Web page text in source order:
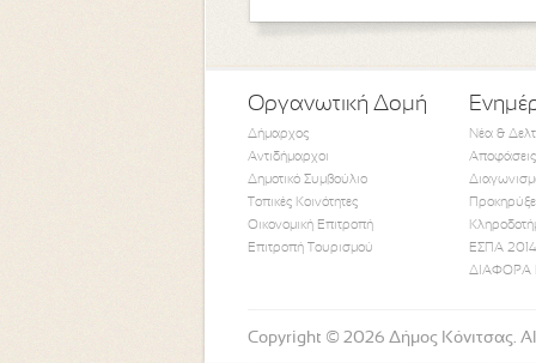
Οργανωτική Δομή
Δήμαρχος
Αντιδήμαρχοι
Δημοτικό Συμβούλιο
Τοπικές Κοινότητες
Οικονομική Επιτροπή
Επιτροπή Τουρισμού
Νέα &
ΕΣΠΑ
ΔΙΑΦΟΡΑ
Copyright © 2026 Δήμος Κόνιτσας.